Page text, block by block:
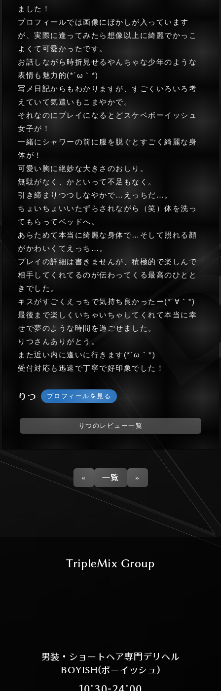
ました！
プロフィールでは画像にぼかしが入っています
が、実際に逢ってみたら想像以上に綺麗でかっこ
よくて可愛かったです。
お話しながら時折見せるやんちゃな少年のような
表情も魅力的(*´ω｀*)
写メ日記からもわかりますが、すごくいろいろ考
えていて気遣いもこまやかで。
それなのにプレイになるとどスケベボーイッシュ
女子が！
一緒にシャワーの前に服を脱ぐとすごく綺麗な身
体が！
可愛い胸に絶妙な大きさのおしり。
無駄がなく、かといって不足もなく。
引き締まりつつしなやかで…えっちだ…。
ちょいちょいいたずらされながら（笑）体を洗っ
てもらってベッドへ。
あらためて本当に綺麗な身体で…そして照れる顔
がかわいくてえっち…。
プレイの詳細は書きませんが、積極的で楽しんで
相手してくれてるのが伝わってくる最高のひとと
きでした。
キスがすごくえっちで気持ち良かったー(*´∀｀*)
最後まで楽しくいちゃいちゃしてくれて本当に幸
せで夢のような時間を過ごせました。
りつさんありがとう。
また近い内に逢いに行きます(*´ω｀*)
受付対応も迅速で丁寧で好印象でした！
りつ プロフィールを見る
りつのレビュー一覧
« 一覧 »
TripleMix Group
男装・ショートヘア専門デリヘル
BOYISH(ボーイッシュ)